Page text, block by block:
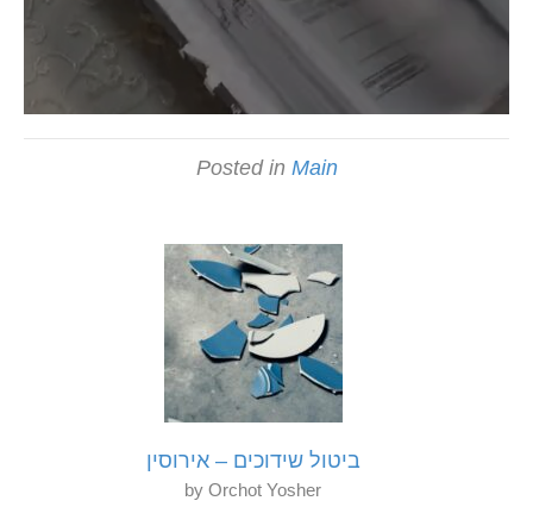
Posted in Main
ביטול שידוכים – אירוסין
by Orchot Yosher